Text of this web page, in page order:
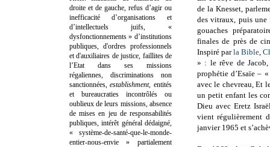
de la Knesset,
des vitraux, puis une
gouaches
finales de près de
Inspiré parla Bible,
» : le rêve de
prophétie d’Esaïe –
avec le chevreau, Et
un petit enfant les
Dieu avec Eretz
vient régulièrement
janvier 1965 et
droite et de gauche, refus d’agir ou
inefficacité d’organisations et
d’intellectuels juifs, «
dysfonctionnements » d’institutions
publiques, d'ordres professionnels
et d'auxiliaires de justice, faillites de
l’Etat dans ses missions
régaliennes, discriminations non
sanctionnées,establishment, entités
et bureaucraties incontrôlés ou
oublieux de leurs missions, absence
de mises en jeu de responsabilités
publiques, intérêt général dédaigné,
« système-de-santé-que-le-monde-
entier-nous-envie » partialement